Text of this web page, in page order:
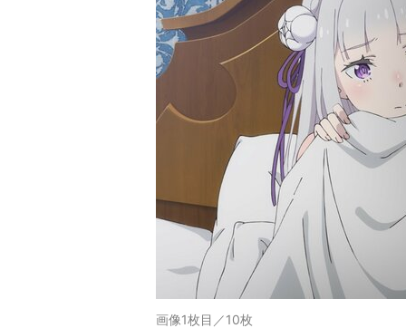
画像1枚目／10枚